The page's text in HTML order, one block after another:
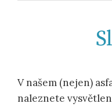
V našem (nejen)
naleznete